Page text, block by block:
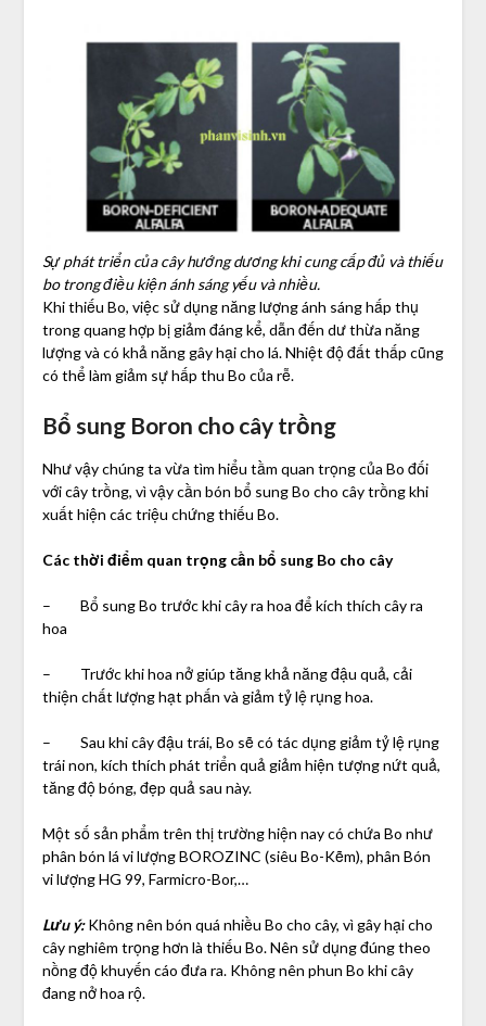
Sự phát triển của cây hướng dương khi cung cấp đủ và thiếu
bo trong điều kiện ánh sáng yếu và nhiều.
Khi thiếu Bo, việc sử dụng năng lượng ánh sáng hấp thụ
trong quang hợp bị giảm đáng kể, dẫn đến dư thừa năng
lượng và có khả năng gây hại cho lá. Nhiệt độ đất thấp cũng
có thể làm giảm sự hấp thu Bo của rễ.
Bổ sung Boron cho cây trồng
Như vậy chúng ta vừa tìm hiểu tầm quan trọng của Bo đối
với cây trồng, vì vậy cần bón bổ sung Bo cho cây trồng khi
xuất hiện các triệu chứng thiếu Bo.
Các thời điểm quan trọng cần bổ sung Bo cho cây
– Bổ sung Bo trước khi cây ra hoa để kích thích cây ra
hoa
– Trước khi hoa nở giúp tăng khả năng đậu quả, cải
thiện chất lượng hạt phấn và giảm tỷ lệ rụng hoa.
– Sau khi cây đậu trái, Bo sẽ có tác dụng giảm tỷ lệ rụng
trái non, kích thích phát triển quả giảm hiện tượng nứt quả,
tăng độ bóng, đẹp quả sau này.
Một số sản phẩm trên thị trường hiện nay có chứa Bo như
phân bón lá vi lượng BOROZINC (siêu Bo-Kẽm), phân Bón
vi lượng HG 99, Farmicro-Bor,…
Lưu ý:Không nên bón quá nhiều Bo cho cây, vì gây hại cho
cây nghiêm trọng hơn là thiếu Bo. Nên sử dụng đúng theo
nồng độ khuyến cáo đưa ra. Không nên phun Bo khi cây
đang nở hoa rộ.